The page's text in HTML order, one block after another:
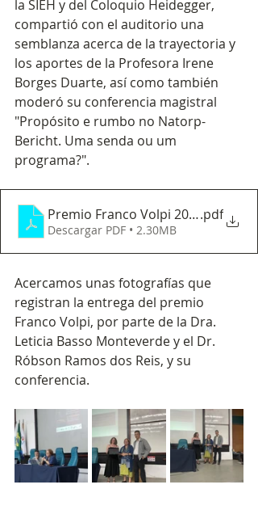
la SIEH y del Coloquio Heidegger,
compartió con el auditorio una
semblanza acerca de la trayectoria y
los aportes de la Profesora Irene
Borges Duarte, así como también
moderó su conferencia magistral
"Propósito e rumbo no Natorp-
Bericht. Uma senda ou um
programa?".​​​​​​​​​​​​​
Premio Franco Volpi 2025 - Irene
.pdf
Descargar PDF • 2.30MB
Acercamos unas fotografías que
registran la entrega del premio
Franco Volpi, por parte de la Dra.
Leticia Basso Monteverde y el Dr.
Róbson Ramos dos Reis, y su
conferencia.